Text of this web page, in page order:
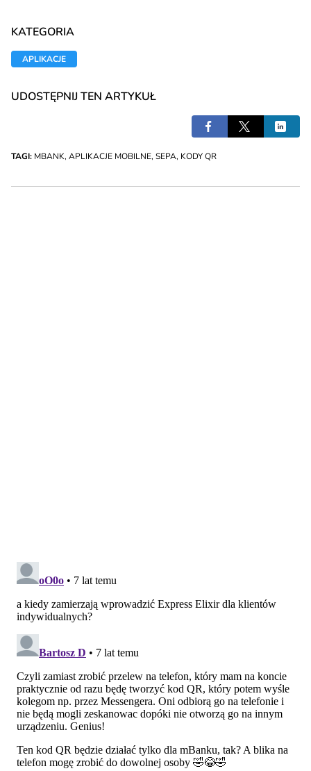
KATEGORIA
APLIKACJE
UDOSTĘPNIJ TEN ARTYKUŁ
TAGI: MBANK, APLIKACJE MOBILNE, SEPA, KODY QR